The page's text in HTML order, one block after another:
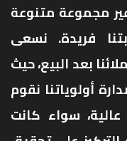
مجموعة متنوعة
فريدة. نسعى
بعد البيع، حيث
أولوياتنا نقوم
عالية، سواء كانت